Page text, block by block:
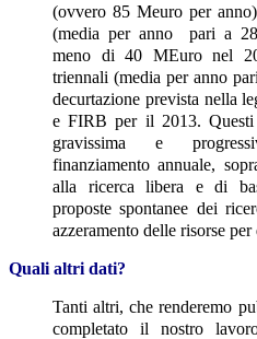
(ovvero 85 Meuro per
(media per anno pari a
meno di 40 MEuro nel
triennali (media per anno
decurtazione prevista nella
e FIRB per il 2013. Questi
gravissima e
finanziamento annuale,
alla ricerca libera e di
proposte spontanee dei
azzeramento delle risorse
Quali altri dati?
Tanti altri, che renderemo
completato il nostro